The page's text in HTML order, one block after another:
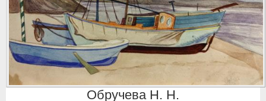
Обручева Н. Н.